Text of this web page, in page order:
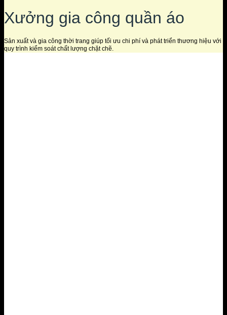
Xưởng gia công quần áo
Sản xuất và gia công thời trang giúp tối ưu chi phí và phát triển thương hiệu với
quy trình kiểm soát chất lượng chặt chẽ.